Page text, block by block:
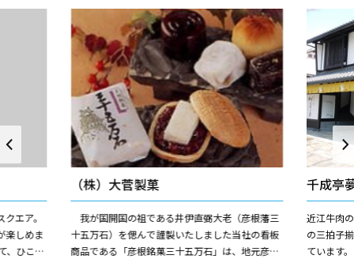
エア。
楽しめま
、ひこね
（株）大菅製菓
我が国開国の祖である井伊直弼大老（彦根藩三
十五万石）を偲んで謹製いたしました当社の看板
商品である「彦根銘菓三十五万石」は、地元彦根
千成亭
近江牛肉
の三拍子
ています。